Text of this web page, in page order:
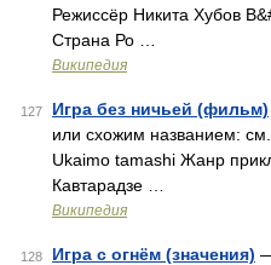
Режиссёр Никита Хубов
Страна Ро …
Википедия
127 Игра без ничьей (фильм)
или схожим названием:
Ukaimo tamashi Жанр
Кавтарадзе …
Википедия
128 Игра с огнём (значения)